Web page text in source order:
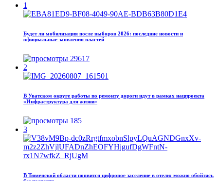
1
Будет ли мобилизация после выборов 2026: последние новости и
официальные заявления властей
29617
2
В Уватском округе работы по ремонту дороги идут в рамках нацпроекта
«Инфраструктура для жизни»
185
3
В Тюменской области появится цифровое заселение в отели: можно обойтись